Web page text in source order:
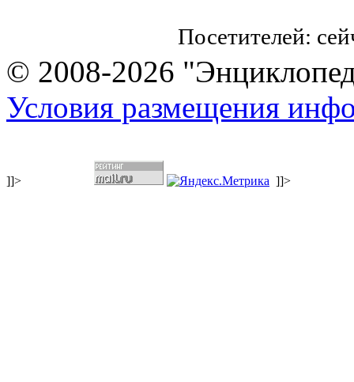
Посетителей:
© 2008-2026
Условия размещения
]]> ]]>